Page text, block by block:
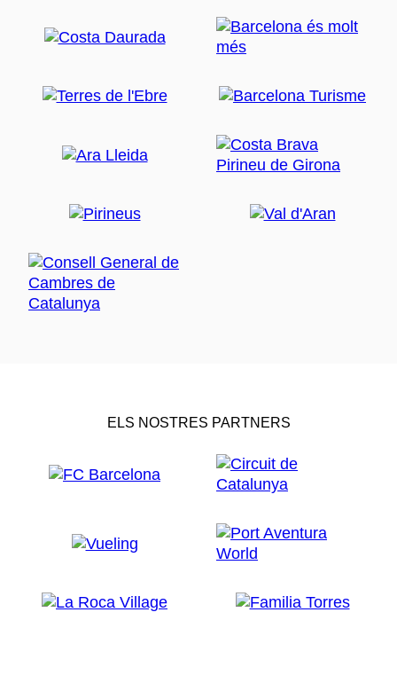
ELS NOSTRES PARTNERS